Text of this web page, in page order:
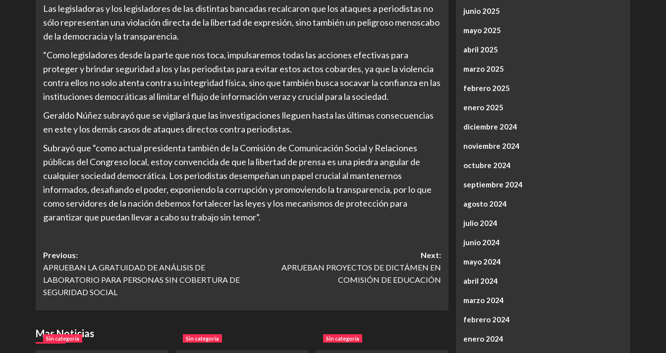
Las legisladoras y los legisladores de las distintas bancadas recalcaron que los ataques a periodistas no
sólo representan una violación directa de la libertad de expresión, sino también un peligroso menoscabo
de la democracia y la transparencia.
“Como legisladores desde la parte que nos toca, impulsaremos todas las acciones efectivas para
proteger y brindar seguridad a los y las periodistas para evitar estos actos cobardes, ya que la violencia
contra ellos no solo atenta contra su integridad física, sino que también busca socavar la confianza en las
instituciones democráticas al limitar el flujo de información veraz y crucial para la sociedad.
Geraldo Núñez subrayó que se vigilará que las investigaciones lleguen hasta las últimas consecuencias
en este y los demás casos de ataques directos contra periodistas.
Subrayó que “como actual presidenta también de la Comisión de Comunicación Social y Relaciones
públicas del Congreso local, estoy convencida de que la libertad de prensa es una piedra angular de
cualquier sociedad democrática. Los periodistas desempeñan un papel crucial al mantenernos
informados, desafiando el poder, exponiendo la corrupción y promoviendo la transparencia, por lo que
como servidores de la nación debemos fortalecer las leyes y los mecanismos de protección para
garantizar que puedan llevar a cabo su trabajo sin temor”.
Post
navigation
Previous:
APRUEBAN LA GRATUIDAD DE ANÁLISIS DE
LABORATORIO PARA PERSONAS SIN COBERTURA DE
SEGURIDAD SOCIAL
Next:
APRUEBAN PROYECTOS DE DICTÁMEN EN
COMISIÓN DE EDUCACIÓN
Mas Noticias
Sin categoría Sin categoría Sin categoría
junio 2025
mayo 2025
abril 2025
marzo 2025
febrero 2025
enero 2025
diciembre 2024
noviembre 2024
octubre 2024
septiembre 2024
agosto 2024
julio 2024
junio 2024
mayo 2024
abril 2024
marzo 2024
febrero 2024
enero 2024